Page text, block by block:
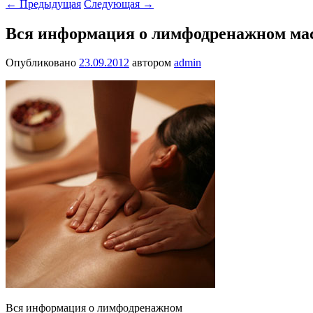
← Предыдущая Следующая →
Вся информация о лимфодренажном
Опубликовано 23.09.2012 автором admin
Вся информация о лимфодренажном